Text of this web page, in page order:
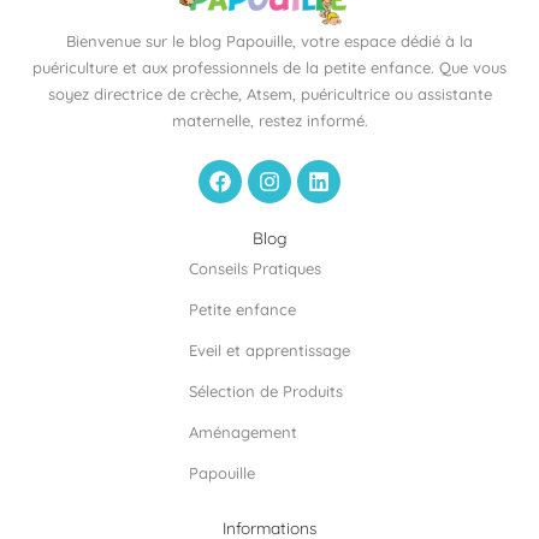
Bienvenue sur le blog Papouille, votre espace dédié à la
puériculture et aux professionnels de la petite enfance. Que vous
soyez directrice de crèche, Atsem, puéricultrice ou assistante
maternelle, restez informé.
F
a
c
o
o
k
I
n
s
t
a
g
a
m
L
i
n
d
Blog
Conseils Pratiques
Petite enfance
Eveil et apprentissage
Sélection de Produits
Aménagement
Papouille
Informations